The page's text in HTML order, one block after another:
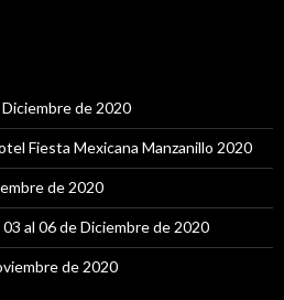
de 2020
Fiesta Mexicana Manzanillo 2020
de 2020
al 06 de Diciembre de 2020
de 2020